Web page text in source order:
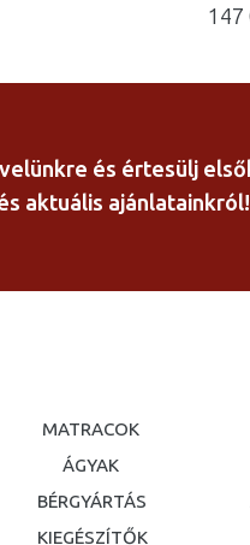
147
és értesülj
aktuális ajánlatainkról!
MATRACOK
ÁGYAK
BÉRGYÁRTÁS
KIEGÉSZÍTŐK